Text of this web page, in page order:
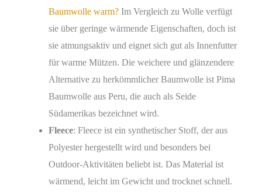
Baumwolle warm?Im Vergleich zu Wolle verfügt
sie über geringe wärmende Eigenschaften, doch ist
sie atmungsaktiv und eignet sich gut als Innenfutter
für warme Mützen. Die weichere und glänzendere
Alternative zu herkömmlicher Baumwolle ist Pima
Baumwolle aus Peru, die auch als Seide
Südamerikas bezeichnet wird.
Fleece: Fleece ist ein synthetischer Stoff, der aus
Polyester hergestellt wird und besonders bei
Outdoor-Aktivitäten beliebt ist. Das Material ist
wärmend, leicht im Gewicht und trocknet schnell.